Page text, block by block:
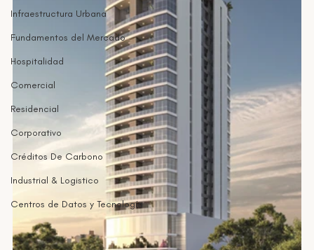
Infraestructura Urbana
Fundamentos del Mercado
Hospitalidad
Comercial
Residencial
Corporativo
Créditos De Carbono
Industrial & Logistico
Centros de Datos y Tecnología